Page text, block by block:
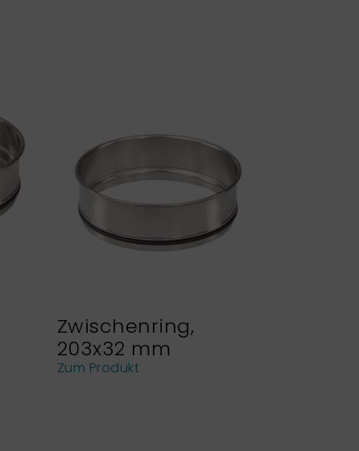
Zwischenring,
203x32 mm
Zum Produkt